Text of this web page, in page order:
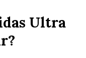
Ultra